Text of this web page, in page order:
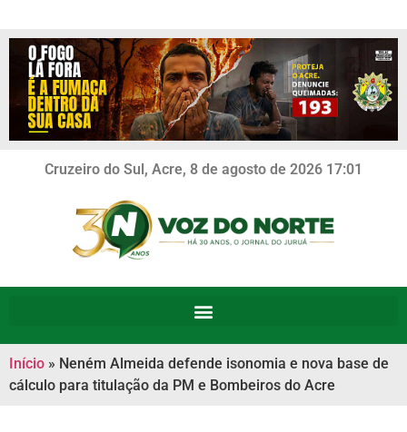
Cruzeiro do Sul, Acre, 8 de agosto de 2026 17:01
Início » Neném Almeida defende isonomia e nova base de
cálculo para titulação da PM e Bombeiros do Acre